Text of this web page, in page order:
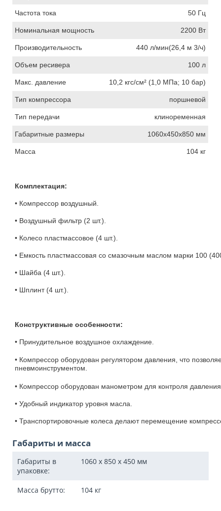
Частота тока 50 Гц
Номинальная мощность 2200 Вт
Производительность 440 л/мин(26,4 м 3/ч)
Объем ресивера 100 л
Макс. давление 10,2 кгс/см² (1,0 МПа; 10 бар)
Тип компрессора поршневой
Тип передачи клиноременная
Габаритные размеры 1060х450х850 мм
Масса 104 кг
Комплектация:
• Компрессор воздушный.
• Воздушный фильтр (2 шт.).
• Колесо пластмассовое (4 шт.).
• Емкость пластмассовая со смазочным маслом марки 100
• Шайба (4 шт.).
• Шплинт (4 шт.).
Конструктивные особенности:
• Принудительное воздушное охлаждение.
• Компрессор оборудован регулятором давления, что
пневмоинструментом.
• Компрессор оборудован манометром для контроля
• Удобный индикатор уровня масла.
• Транспортировочные колеса делают перемещение
Габариты и масса
Габариты в
упаковке:
1060 x 850 x 450 мм
Масса брутто: 104 кг